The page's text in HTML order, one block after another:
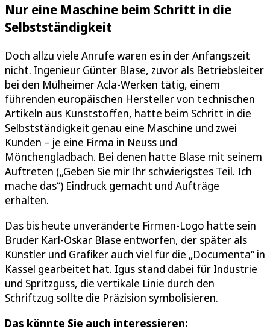
Nur eine Maschine beim Schritt in die
Selbstständigkeit
Doch allzu viele Anrufe waren es in der Anfangszeit
nicht. Ingenieur Günter Blase, zuvor als Betriebsleiter
bei den Mülheimer Acla-Werken tätig, einem
führenden europäischen Hersteller von technischen
Artikeln aus Kunststoffen, hatte beim Schritt in die
Selbstständigkeit genau eine Maschine und zwei
Kunden – je eine Firma in Neuss und
Mönchengladbach. Bei denen hatte Blase mit seinem
Auftreten („Geben Sie mir Ihr schwierigstes Teil. Ich
mache das“) Eindruck gemacht und Aufträge
erhalten.
Das bis heute unveränderte Firmen-Logo hatte sein
Bruder Karl-Oskar Blase entworfen, der später als
Künstler und Grafiker auch viel für die „Documenta“ in
Kassel gearbeitet hat. Igus stand dabei für Industrie
und Spritzguss, die vertikale Linie durch den
Schriftzug sollte die Präzision symbolisieren.
Das könnte Sie auch interessieren: